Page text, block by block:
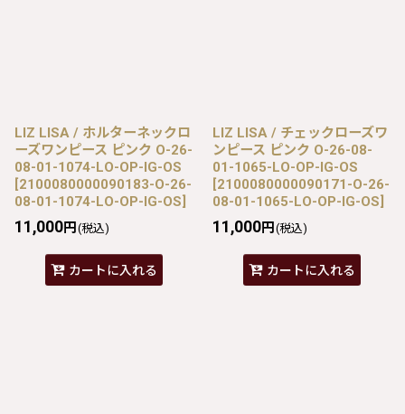
LIZ LISA / ホルターネックロ
ーズワンピース ピンク O-26-
08-01-1074-LO-OP-IG-OS
[2100080000090183-O-26-
08-01-1074-LO-OP-IG-OS]
11,000円 (税込)
カートに入れる
LIZ LISA / チェックローズワ
ンピース ピンク O-26-08-
01-1065-LO-OP-IG-OS
[2100080000090171-O-26-
08-01-1065-LO-OP-IG-OS]
11,000円 (税込)
カートに入れる